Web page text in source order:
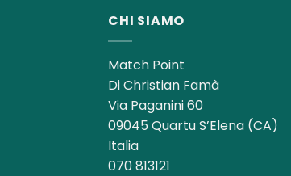
CHI SIAMO
Match Point
Di Christian Famà
Via Paganini 60
09045 Quartu S’Elena (CA)
Italia
070 813121